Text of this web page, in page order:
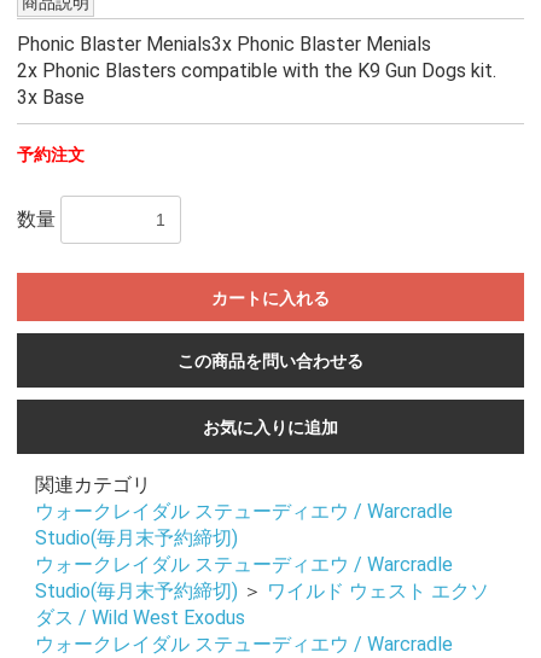
Phonic Blaster Menials3x Phonic Blaster Menials
2x Phonic Blasters compatible with the K9 Gun Dogs kit.
3x Base
予約注文
数量
カートに入れる
この商品を問い合わせる
お気に入りに追加
関連カテゴリ
ウォークレイダル ステューディエウ / Warcradle
Studio(毎月末予約締切)
ウォークレイダル ステューディエウ / Warcradle
Studio(毎月末予約締切) ＞ ワイルド ウェスト エクソ
ダス / Wild West Exodus
ウォークレイダル ステューディエウ / Warcradle